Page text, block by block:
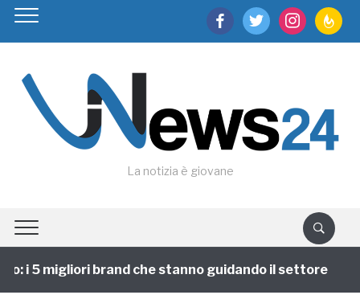
facebooktwitter instagram
La notizia è giovane
i 5 migliori brand che stanno guidando il settore